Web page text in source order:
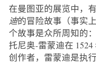
在曼图亚的展览中，
迪的冒险故事（事实
个故事是众所周知的
托尼奥-雷蒙迪在
创作者，雷蒙迪是执